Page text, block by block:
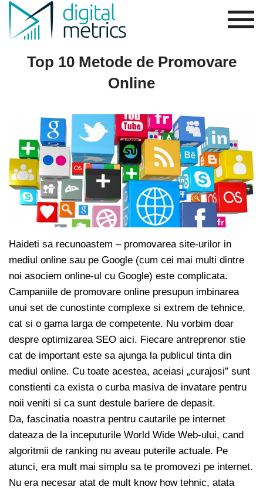
Top 10 Metode de Promovare
Online
Haideti sa recunoastem – promovarea site-urilor in
mediul online sau pe Google (cum cei mai multi dintre
noi asociem online-ul cu Google) este complicata.
Campaniile de promovare online presupun imbinarea
unui set de cunostinte complexe si extrem de tehnice,
cat si o gama larga de competente. Nu vorbim doar
despre optimizarea SEO aici. Fiecare antreprenor stie
cat de important este sa ajunga la publicul tinta din
mediul online. Cu toate acestea, aceiasi „curajosi” sunt
constienti ca exista o curba masiva de invatare pentru
noii veniti si ca sunt destule bariere de depasit.
Da, fascinatia noastra pentru cautarile pe internet
dateaza de la inceputurile World Wide Web-ului, cand
algoritmii de ranking nu aveau puterile actuale. Pe
atunci, era mult mai simplu sa te promovezi pe internet.
Nu era necesar atat de mult know how tehnic, atata